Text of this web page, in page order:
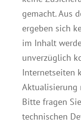
gemacht. Aus
ergeben sich
im Inhalt
unverzüglich
Internetseiten
Aktualisierung
Bitte fragen
technischen